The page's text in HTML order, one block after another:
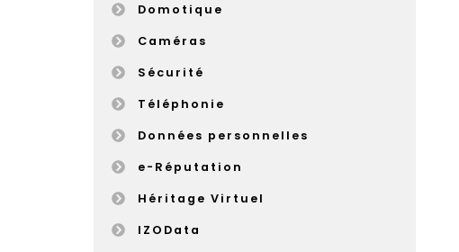
Domotique
Caméras
Sécurité
Téléphonie
Données personnelles
e-Réputation
Héritage Virtuel
IZOData